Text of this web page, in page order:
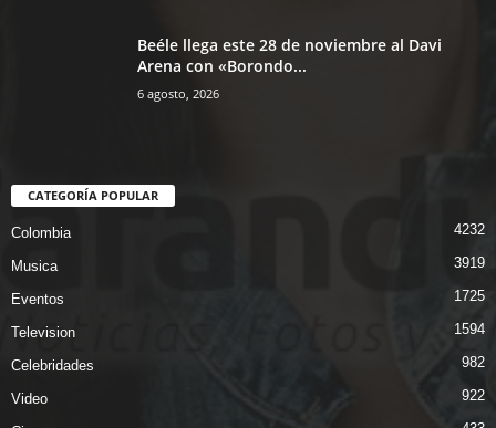
Beéle llega este 28 de noviembre al Davi
Arena con «Borondo...
6 agosto, 2026
CATEGORÍA POPULAR
Colombia 4232
Musica 3919
Eventos 1725
Television 1594
Celebridades 982
Video 922